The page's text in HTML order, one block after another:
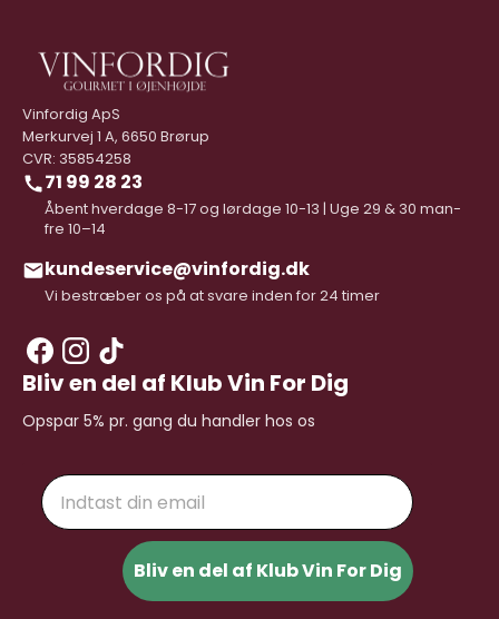
Vinfordig ApS
Merkurvej 1 A, 6650 Brørup
CVR: 35854258
71 99 28 23
Åbent hverdage 8-17 og lørdage 10-13 | Uge 29 & 30 man-
fre 10–14
kundeservice@vinfordig.dk
Vi bestræber os på at svare inden for 24 timer
Bliv en del af Klub Vin For Dig
Opspar 5% pr. gang du handler hos os
Email
Bliv en del af Klub Vin For Dig